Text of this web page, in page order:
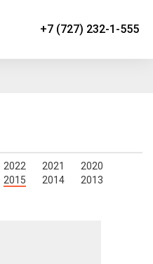
+7 (727) 232-1-555
2022 2021
2020
2015 2014
2013